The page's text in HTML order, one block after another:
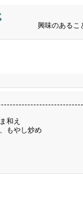
興味のあるこ
和え
もやし炒め